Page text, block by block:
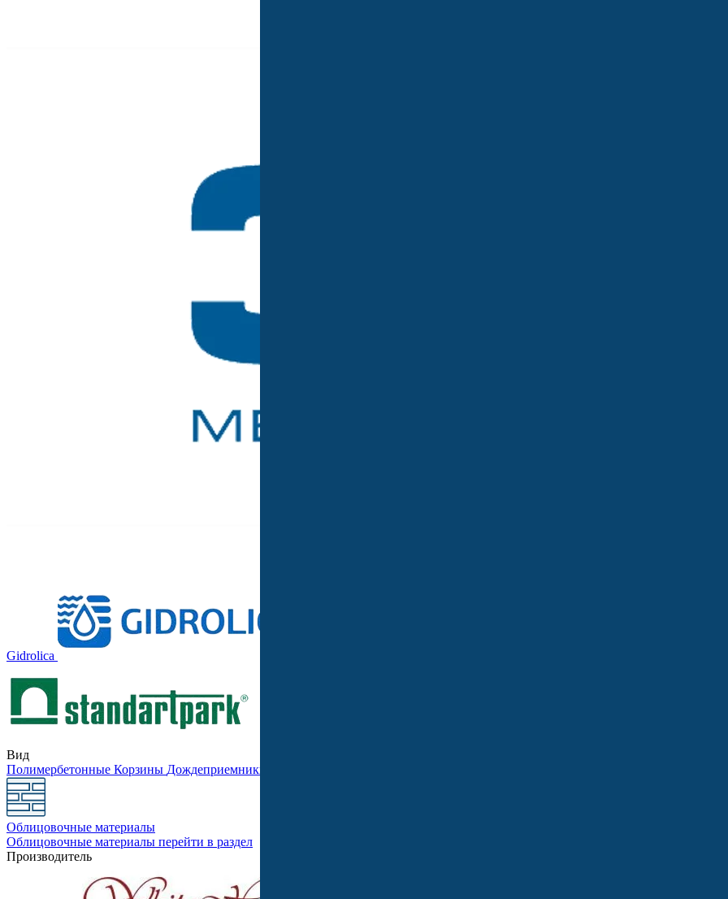
Gidrolica
Вид
Полимербетонные Корзины Дождеприемники
Облицовочные материалы
Облицовочные материалы перейти в раздел
Производитель